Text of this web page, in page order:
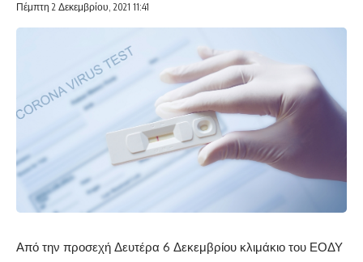
Πέμπτη 2 Δεκεμβρίου, 2021 11:41
Από την προσεχή Δευτέρα 6 Δεκεμβρίου κλιμάκιο του ΕΟΔΥ